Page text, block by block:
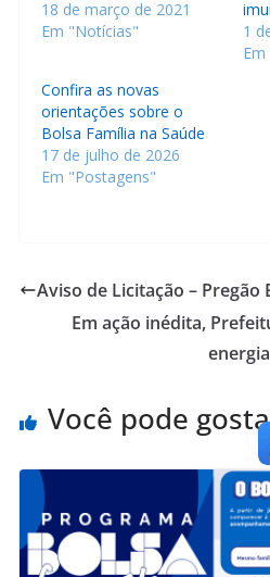
18 de março de 2021
Em "Notícias"
1
Confira as novas
orientações sobre o
Bolsa Família na Saúde
17 de julho de 2026
Em "Postagens"
Aviso de Licitação – Pregão
Em ação inédita,
Você pode